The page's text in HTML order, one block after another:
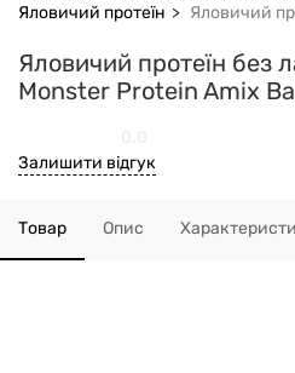
Яловичий протеїн
Яловичий
Яловичий протеїн без
Monster Protein Amix
Залишити відгук
Товар Опис